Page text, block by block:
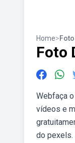
Home>
Foto
Webfaça
vídeos e
do pexels.